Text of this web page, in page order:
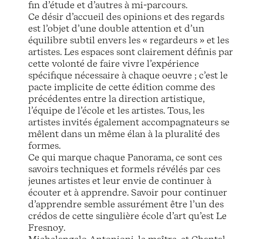
fin d’étude et d’autres à mi-parcours.
Ce désir d’accueil des opinions et des regards
est l’objet d’une double attention et d’un
équilibre subtil envers les « regardeurs » et les
artistes. Les espaces sont clairement définis par
cette volonté de faire vivre l’expérience
spécifique nécessaire à chaque oeuvre ; c’est le
pacte implicite de cette édition comme des
précédentes entre la direction artistique,
l’équipe de l’école et les artistes. Tous, les
artistes invités également accompagnateurs se
mêlent dans un même élan à la pluralité des
formes.
Ce qui marque chaque Panorama, ce sont ces
savoirs techniques et formels révélés par ces
jeunes artistes et leur envie de continuer à
écouter et à apprendre. Savoir pour continuer
d’apprendre semble assurément être l’un des
crédos de cette singulière école d’art qu’est Le
Fresnoy.